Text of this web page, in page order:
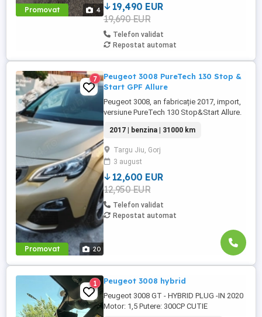
Promovat 4
19,490 EUR
19,690 EUR
Telefon validat
Repostat automat
Promovat 20
7
Peugeot 3008 PureTech 130 Stop &
Start GPF Allure
Peugeot 3008, an fabricație 2017, import,
versiune PureTech 130 Stop&Start Allure.
consumul redus, fiabilitate și dotări
avansate de siguranță și confort. Mașina
se prezintă într-o stare tehnică foarte
bună, cu multiple echipamente pentru o
experiență completă la volan. -Prima ...
2017 | benzina | 31000 km
Targu Jiu, Gorj
3 august
12,600 EUR
12,950 EUR
Telefon validat
Repostat automat
1 Peugeot 3008 hybrid
Peugeot 3008 GT - HYBRID PLUG -IN 2020
Motor: 1,5 Putere: 300CP CUTIE